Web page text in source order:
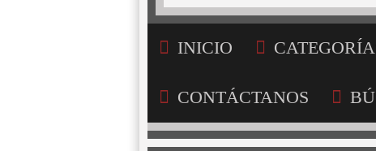
INICIO
CONTÁCTANOS